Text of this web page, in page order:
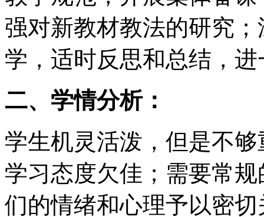
强对新教材教法的研究
学，适时反思和总结，
二、学情分析：
学生机灵活泼，但是不
学习态度欠佳；需要常
们的情绪和心理予以密